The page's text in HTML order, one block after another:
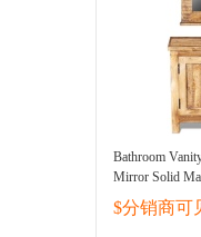
Bathroom
Mirror Solid
$分销商可